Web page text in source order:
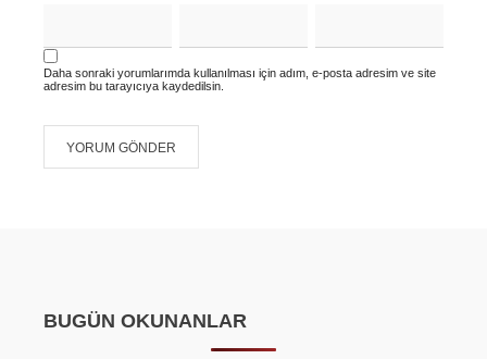
Daha sonraki yorumlarımda kullanılması için adım, e-posta adresim ve site
adresim bu tarayıcıya kaydedilsin.
BUGÜN OKUNANLAR